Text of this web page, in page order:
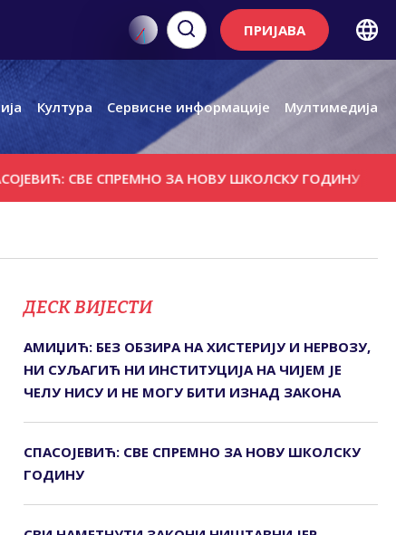
ПРИЈАВА
Култура Сервисне информације Мултимедија
СВЕ СПРЕМНО ЗА НОВУ ШКОЛСКУ ГОДИНУ СВИ
ДЕСК ВИЈЕСТИ
АМИЏИЋ: БЕЗ ОБЗИРА НА ХИСTЕРИЈУ И НЕРВОЗУ,
НИ СУЉАГИЋ НИ ИНСTИTУЦИЈА НА ЧИЈЕМ ЈЕ
ЧЕЛУ НИСУ И НЕ МОГУ БИTИ ИЗНАД ЗАКОНА
СПАСОЈЕВИЋ: СВЕ СПРЕМНО ЗА НОВУ ШКОЛСКУ
ГОДИНУ